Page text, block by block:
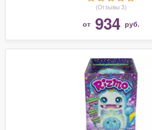
(Отзывы 3)
от 934 руб.